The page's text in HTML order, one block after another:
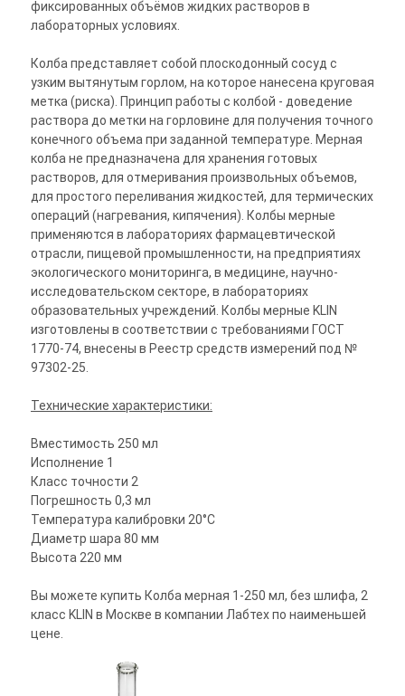
фиксированных объёмов жидких растворов в
лабораторных условиях.
Колба представляет собой плоскодонный сосуд с
узким вытянутым горлом, на которое нанесена круговая
метка (риска). Принцип работы с колбой - доведение
раствора до метки на горловине для получения точного
конечного объема при заданной температуре. Мерная
колба не предназначена для хранения готовых
растворов, для отмеривания произвольных объемов,
для простого переливания жидкостей, для термических
операций (нагревания, кипячения). Колбы мерные
применяются в лабораториях фармацевтической
отрасли, пищевой промышленности, на предприятиях
экологического мониторинга, в медицине, научно-
исследовательском секторе, в лабораториях
образовательных учреждений. Колбы мерные KLIN
изготовлены в соответствии с требованиями ГОСТ
1770-74, внесены в Реестр средств измерений под №
97302-25.
Технические характеристики:
Вместимость 250 мл
Исполнение 1
Класс точности 2
Погрешность 0,3 мл
Температура калибровки 20°C
Диаметр шара 80 мм
Высота 220 мм
Вы можете купить Колба мерная 1-250 мл, без шлифа, 2
класс KLIN в Москве в компании Лабтех по наименьшей
цене.